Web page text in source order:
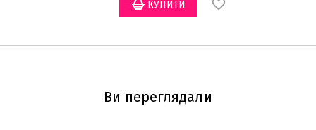
Ви переглядали